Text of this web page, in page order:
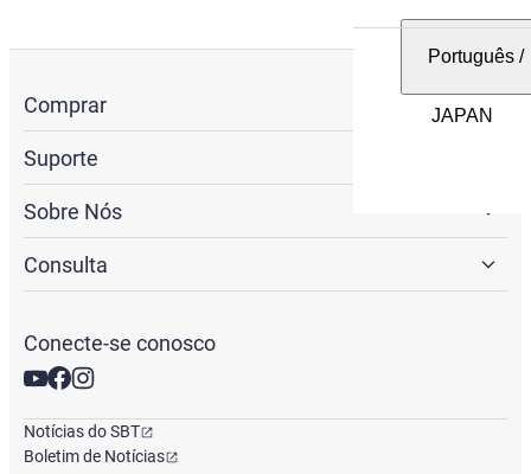
Português/
Comprar
Suporte
Sobre Nós
Consulta
Conecte-se conosco
Notícias do SBT
Boletim de Notícias